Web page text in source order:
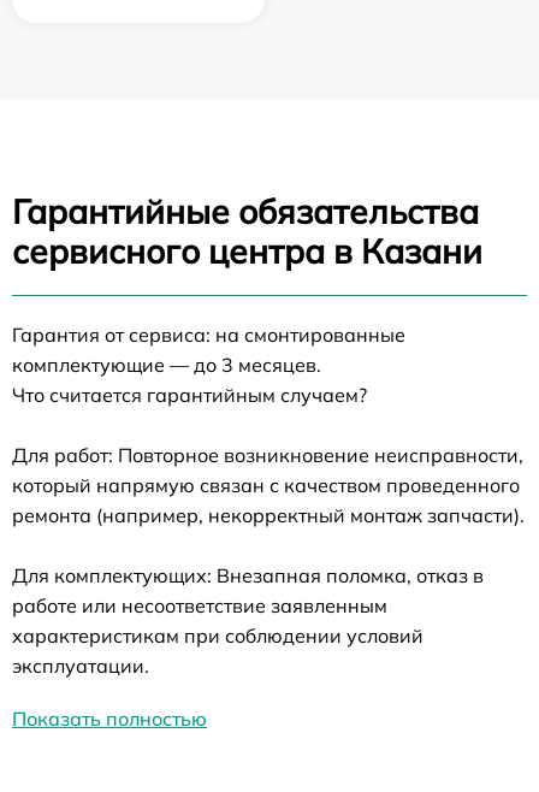
Гарантийные обязательства
сервисного центра в Казани
Гарантия от сервиса: на смонтированные
комплектующие — до 3 месяцев.
Что считается гарантийным случаем?
Для работ: Повторное возникновение неисправности,
который напрямую связан с качеством проведенного
ремонта (например, некорректный монтаж запчасти).
Для комплектующих: Внезапная поломка, отказ в
работе или несоответствие заявленным
характеристикам при соблюдении условий
эксплуатации.
Показать полностью